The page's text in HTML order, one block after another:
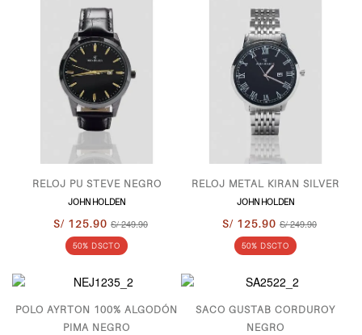
RELOJ PU STEVE NEGRO
JOHN HOLDEN
S/ 125.90 S/ 249.90
50% DSCTO
RELOJ METAL KIRAN SILVER
JOHN HOLDEN
S/ 125.90 S/ 249.90
50% DSCTO
POLO AYRTON 100% ALGODÓN
PIMA NEGRO
SACO GUSTAB CORDUROY
NEGRO